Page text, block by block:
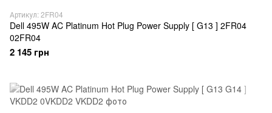
Артикул: 2FR04
Dell 495W AC Platinum Hot Plug Power Supply [ G13 ] 2FR04
02FR04
2 145 грн